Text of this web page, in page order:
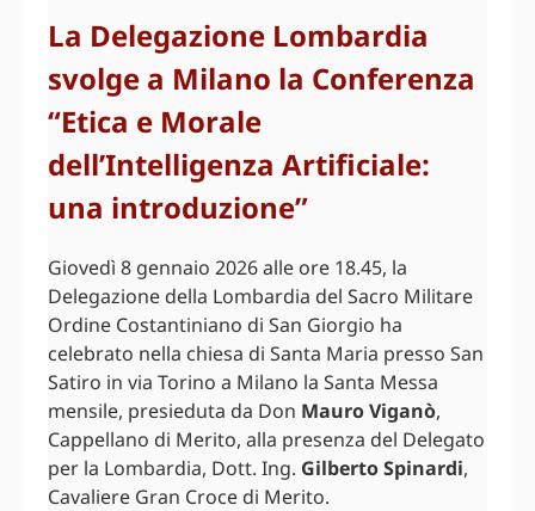
La Delegazione Lombardia
svolge a Milano la Conferenza
“Etica e Morale
dell’Intelligenza Artificiale:
una introduzione”
Giovedì 8 gennaio 2026 alle ore 18.45, la
Delegazione della Lombardia del Sacro Militare
Ordine Costantiniano di San Giorgio ha
celebrato nella chiesa di Santa Maria presso San
Satiro in via Torino a Milano la Santa Messa
mensile, presieduta da Don Mauro Viganò,
Cappellano di Merito, alla presenza del Delegato
per la Lombardia, Dott. Ing. Gilberto Spinardi,
Cavaliere Gran Croce di Merito.